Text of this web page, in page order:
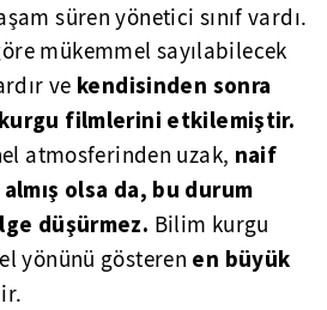
süren yönetici sınıf vardı.
mükemmel sayılabilecek
ve kendisinden sonra
filmlerini etkilemiştir.
atmosferinden uzak, naif
olsa da, bu durum
düşürmez. Bilim kurgu
yönünü gösteren en büyük